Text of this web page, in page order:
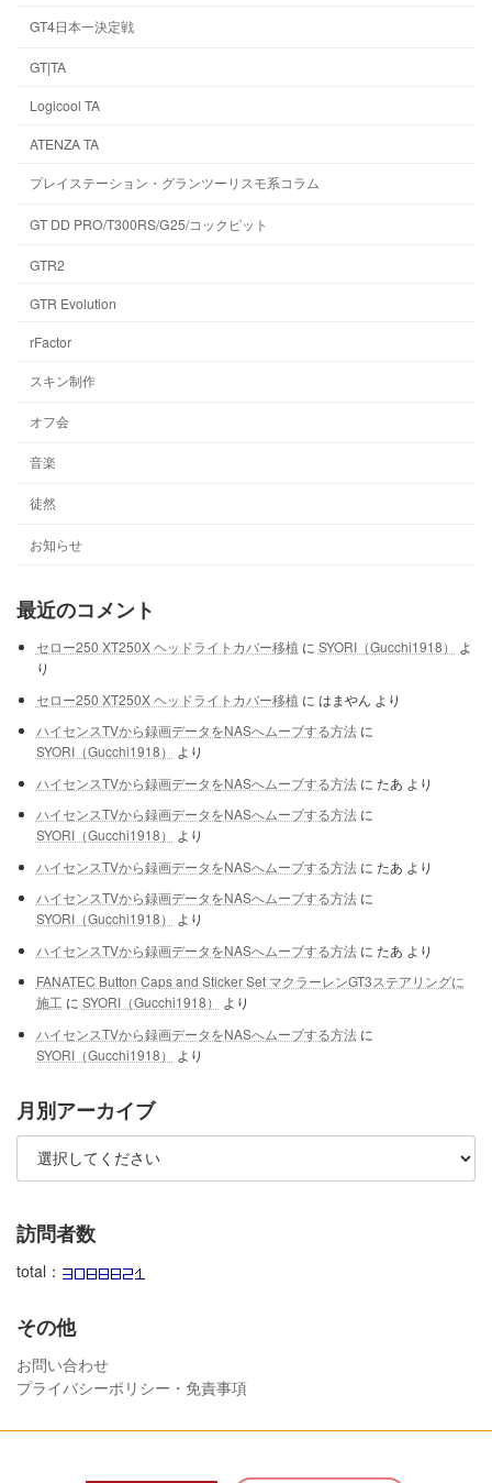
GT4日本一決定戦
GT|TA
Logicool TA
ATENZA TA
プレイステーション・グランツーリスモ系コラム
GT DD PRO/T300RS/G25/コックピット
GTR2
GTR Evolution
rFactor
スキン制作
オフ会
音楽
徒然
お知らせ
最近のコメント
セロー250 XT250X ヘッドライトカバー移植 に SYORI（Gucchi1918）
よ
り
セロー250 XT250X ヘッドライトカバー移植 に はまやん より
ハイセンスTVから録画データをNASへムーブする方法に
SYORI（Gucchi1918）
より
ハイセンスTVから録画データをNASへムーブする方法に たあ より
ハイセンスTVから録画データをNASへムーブする方法に
SYORI（Gucchi1918）
より
ハイセンスTVから録画データをNASへムーブする方法に たあ より
ハイセンスTVから録画データをNASへムーブする方法に
SYORI（Gucchi1918）
より
ハイセンスTVから録画データをNASへムーブする方法に たあ より
FANATEC Button Caps and Sticker Set マクラーレンGT3ステアリングに
施工 に SYORI（Gucchi1918）
より
ハイセンスTVから録画データをNASへムーブする方法に
SYORI（Gucchi1918）
より
月別アーカイブ
訪問者数
total：
その他
お問い合わせ
プライバシーポリシー・免責事項